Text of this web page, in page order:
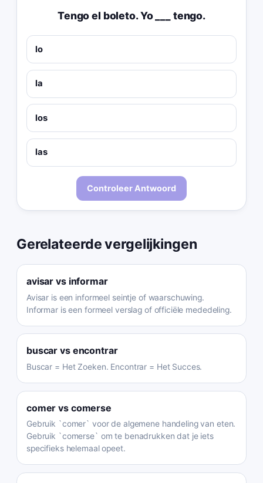
Tengo el boleto. Yo ___ tengo.
lo
la
los
las
Controleer Antwoord
Gerelateerde vergelijkingen
avisar vs informar
Avisar is een informeel seintje of waarschuwing.
Informar is een formeel verslag of officiële mededeling.
buscar vs encontrar
Buscar = Het Zoeken. Encontrar = Het Succes.
comer vs comerse
Gebruik `comer` voor de algemene handeling van eten.
Gebruik `comerse` om te benadrukken dat je iets
specifieks helemaal opeet.